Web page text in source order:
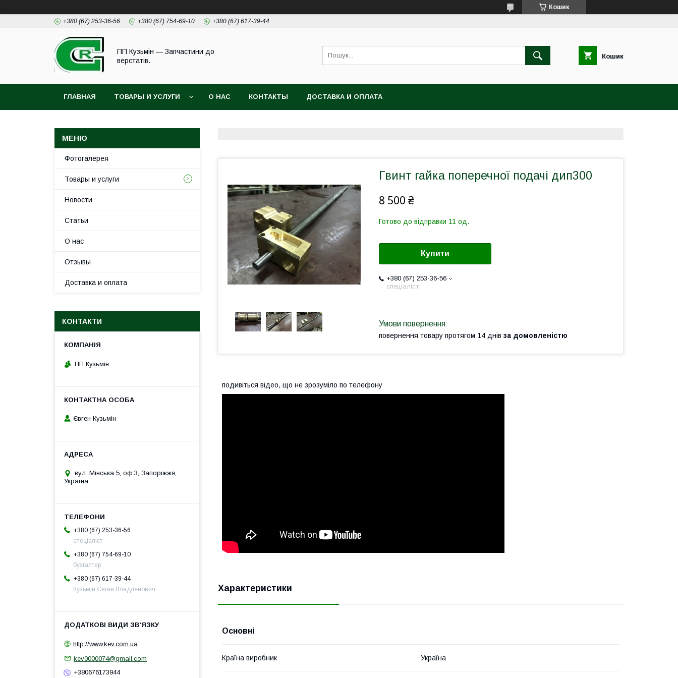
Кошик
+380 (67) 253-36-56 +380 (67) 754-69-10 +380 (67) 617-39-44
ПП Кузьмін — Запчастини до
верстатів.
Кошик
ГЛАВНАЯ ТОВАРЫ И УСЛУГИ О НАС КОНТАКТЫ ДОСТАВКА И ОПЛАТА
Гвинт гайка поперечної подачі дип300
8 500 ₴
Готово до відправки 11 од.
Купити
+380 (67) 253-36-56
спеціаліст
повернення товару протягом 14 днів за домовленістю
подивіться відео, що не зрозуміло по телефону
Характеристики
Основні
Країна виробник Україна
Фотогалерея
Товары и услуги
Новости
Статьи
О нас
Отзывы
Доставка и оплата
КОНТАКТИ
ПП Кузьмін
Євген Кузьмін
вул. Мінська 5, оф.3, Запоріжжя,
Україна
+380 (67) 253-36-56
спеціаліст
+380 (67) 754-69-10
бухгалтер
+380 (67) 617-39-44
Кузьмін Євген Владленович
http://www.kev.com.ua
kev0000074@gmail.com
+380676173944